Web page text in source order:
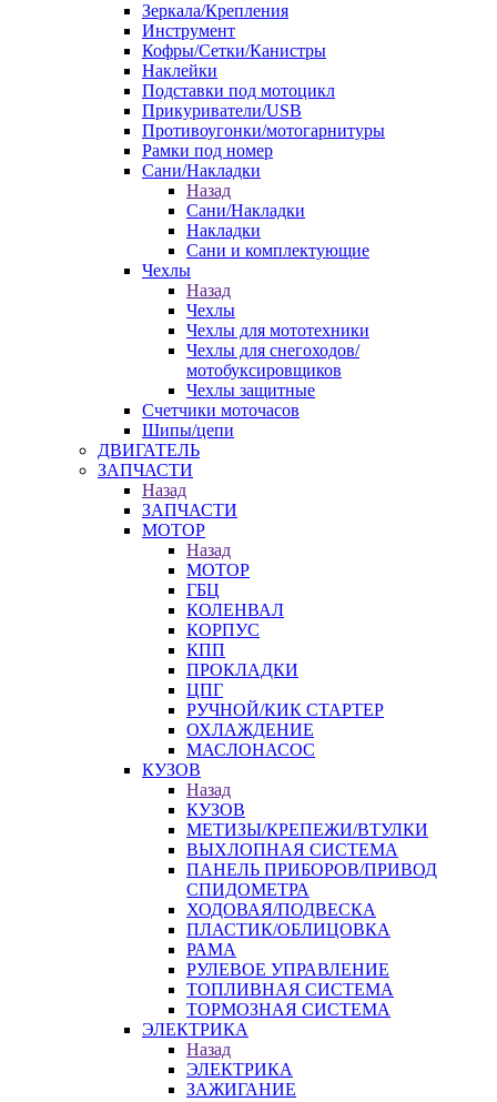
Зеркала/Крепления
Инструмент
Кофры/Сетки/Канистры
Наклейки
Подставки под мотоцикл
Прикуриватели/USB
Противоугонки/мотогарнитуры
Рамки под номер
Сани/Накладки
Назад
Сани/Накладки
Накладки
Сани и комплектующие
Чехлы
Назад
Чехлы
Чехлы для мототехники
Чехлы для снегоходов/
мотобуксировщиков
Чехлы защитные
Счетчики моточасов
Шипы/цепи
ДВИГАТЕЛЬ
ЗАПЧАСТИ
Назад
ЗАПЧАСТИ
МОТОР
Назад
МОТОР
ГБЦ
КОЛЕНВАЛ
КОРПУС
КПП
ПРОКЛАДКИ
ЦПГ
РУЧНОЙ/КИК СТАРТЕР
ОХЛАЖДЕНИЕ
МАСЛОНАСОС
КУЗОВ
Назад
КУЗОВ
МЕТИЗЫ/КРЕПЕЖИ/ВТУЛКИ
ВЫХЛОПНАЯ СИСТЕМА
ПАНЕЛЬ ПРИБОРОВ/ПРИВОД
СПИДОМЕТРА
ХОДОВАЯ/ПОДВЕСКА
ПЛАСТИК/ОБЛИЦОВКА
РАМА
РУЛЕВОЕ УПРАВЛЕНИЕ
ТОПЛИВНАЯ СИСТЕМА
ТОРМОЗНАЯ СИСТЕМА
ЭЛЕКТРИКА
Назад
ЭЛЕКТРИКА
ЗАЖИГАНИЕ